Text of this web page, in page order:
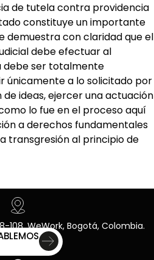
de tutela contra providencia
constituye un importante
demuestra con claridad que el
debe efectuar al
debe ser totalmente
únicamente a lo solicitado por
ideas, ejercer una actuación
lo fue en el proceso aquí
a derechos fundamentales
transgresión al principio de
108, WeWork, Bogotá, Colombia.